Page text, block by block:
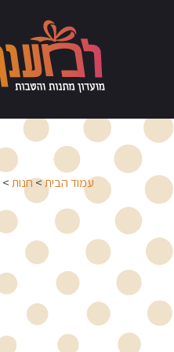
עמוד הבית>חנות>